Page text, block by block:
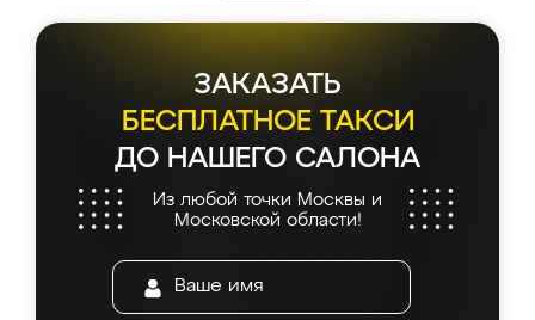
ЗАКАЗАТЬ
БЕСПЛАТНОЕ ТАКСИ
ДО НАШЕГО САЛОНА
Из любой точки Москвы и
Московской области!